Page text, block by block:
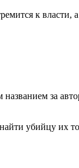
к власти,
за
убийцу их